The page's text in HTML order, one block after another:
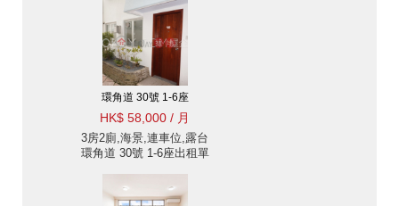
環角道 30號 1-6座
HK$ 58,000 / 月
3房2廁,海景,連車位,露台
環角道 30號 1-6座出租單